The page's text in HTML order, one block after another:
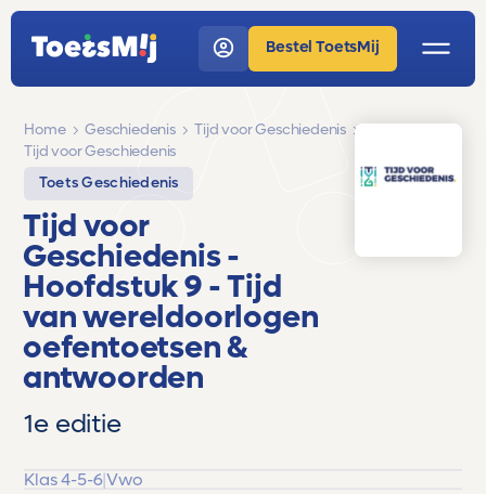
Bestel ToetsMij
Home Geschiedenis
Tijd voor Geschiedenis
Tijd voor Geschiedenis
Toets Geschiedenis
Tijd voor
Geschiedenis-
Hoofdstuk 9 - Tijd
van wereldoorlogen
oefentoetsen &
antwoorden
1e editie
Klas 4-5-6|Vwo